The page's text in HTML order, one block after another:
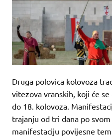
Druga polovica kolovoza
vitezova vranskih, koji će
do 18. kolovoza.
trajanju od tri dana po
manifestaciju povijesne